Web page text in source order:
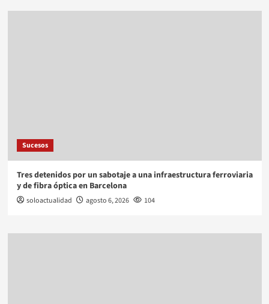
Sucesos
Tres detenidos por un sabotaje a una infraestructura ferroviaria
y de fibra óptica en Barcelona
soloactualidad agosto 6, 2026 104